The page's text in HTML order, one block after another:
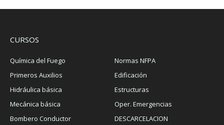
CURSOS
Química del Fuego
Normas NFPA
Primeros Auxilios
Edificación
Hidráulica básica
Estructuras
Mecánica básica
Oper. Emergencias
Bombero Conductor
DESCARCELACION